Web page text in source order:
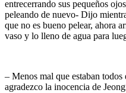
entrecerrando sus pequeños
peleando de nuevo- Dijo
que no es bueno pelear, ahora
vaso y lo lleno de agua para
– Menos mal que estaban
agradezco la inocencia de